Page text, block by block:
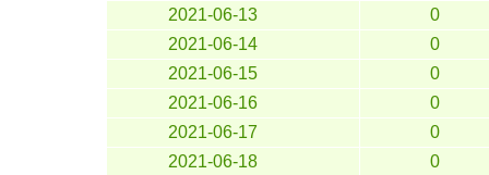
2021-06-13
0
2021-06-14
0
2021-06-15
0
2021-06-16
0
2021-06-17
0
2021-06-18
0